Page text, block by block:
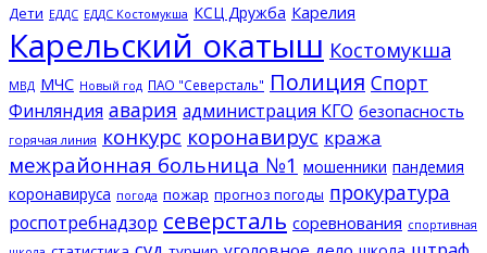
Дети ЕДДС ЕДДС Костомукша КСЦ Дружба Карелия
Карельский окатыш Костомукша
МВД МЧС Новый год ПАО "Северсталь" Полиция Спорт
Финляндия авария администрация КГО безопасность
горячая линия конкурс коронавирус кража
межрайонная больница №1 мошенники пандемия
коронавируса погода пожар прогноз погоды прокуратура
роспотребнадзор северсталь соревнования спортивная